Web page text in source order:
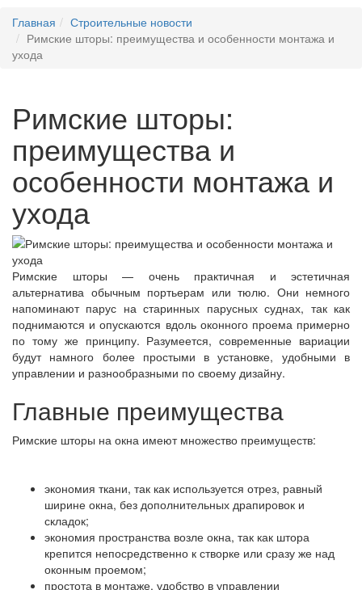
Главная
Строительные новости
Римские шторы: преимущества и особенности монтажа и
ухода
Римские шторы:
преимущества и
особенности монтажа и
ухода
Римские шторы — очень практичная и эстетичная
альтернатива обычным портьерам или тюлю. Они немного
напоминают парус на старинных парусных суднах, так как
поднимаются и опускаются вдоль оконного проема примерно
по тому же принципу. Разумеется, современные вариации
будут намного более простыми в установке, удобными в
управлении и разнообразными по своему дизайну.
Главные преимущества
Римские шторы на окна имеют множество преимуществ:
экономия ткани, так как используется отрез, равный
ширине окна, без дополнительных драпировок и
складок;
экономия пространства возле окна, так как штора
крепится непосредственно к створке или сразу же над
оконным проемом;
простота в монтаже, удобство в управлении